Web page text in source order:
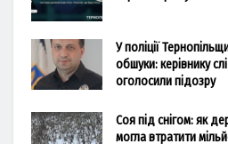
У поліції
обшуки: керівнику
оголосили підозру
Соя під снігом: як
могла втратити